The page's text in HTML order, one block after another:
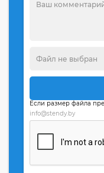
Если размер файла
info@stendy.by